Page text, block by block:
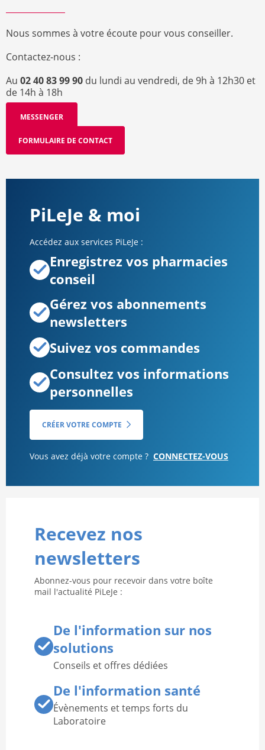
Nous sommes à votre écoute pour vous conseiller.
Contactez-nous :
Au 02 40 83 99 90 du lundi au vendredi, de 9h à 12h30 et
de 14h à 18h
MESSENGER
FORMULAIRE DE CONTACT
PiLeJe & moi
Accédez aux services PiLeJe :
Enregistrez vos pharmacies
conseil
Gérez vos abonnements
newsletters
Suivez vos commandes
Consultez vos informations
personnelles
CRÉER VOTRE COMPTE
Vous avez déjà votre compte ? CONNECTEZ-VOUS
Recevez nos
newsletters
Abonnez-vous pour recevoir dans votre boîte
mail l'actualité PiLeJe :
De l'information sur nos
solutions
Conseils et offres dédiées
De l'information santé
Évènements et temps forts du
Laboratoire